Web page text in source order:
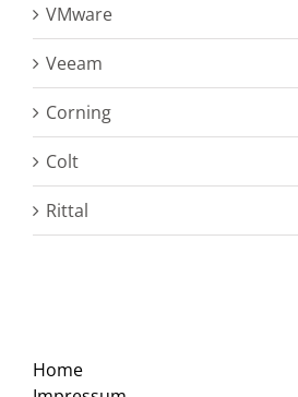
VMware
Veeam
Corning
Colt
Rittal
Home